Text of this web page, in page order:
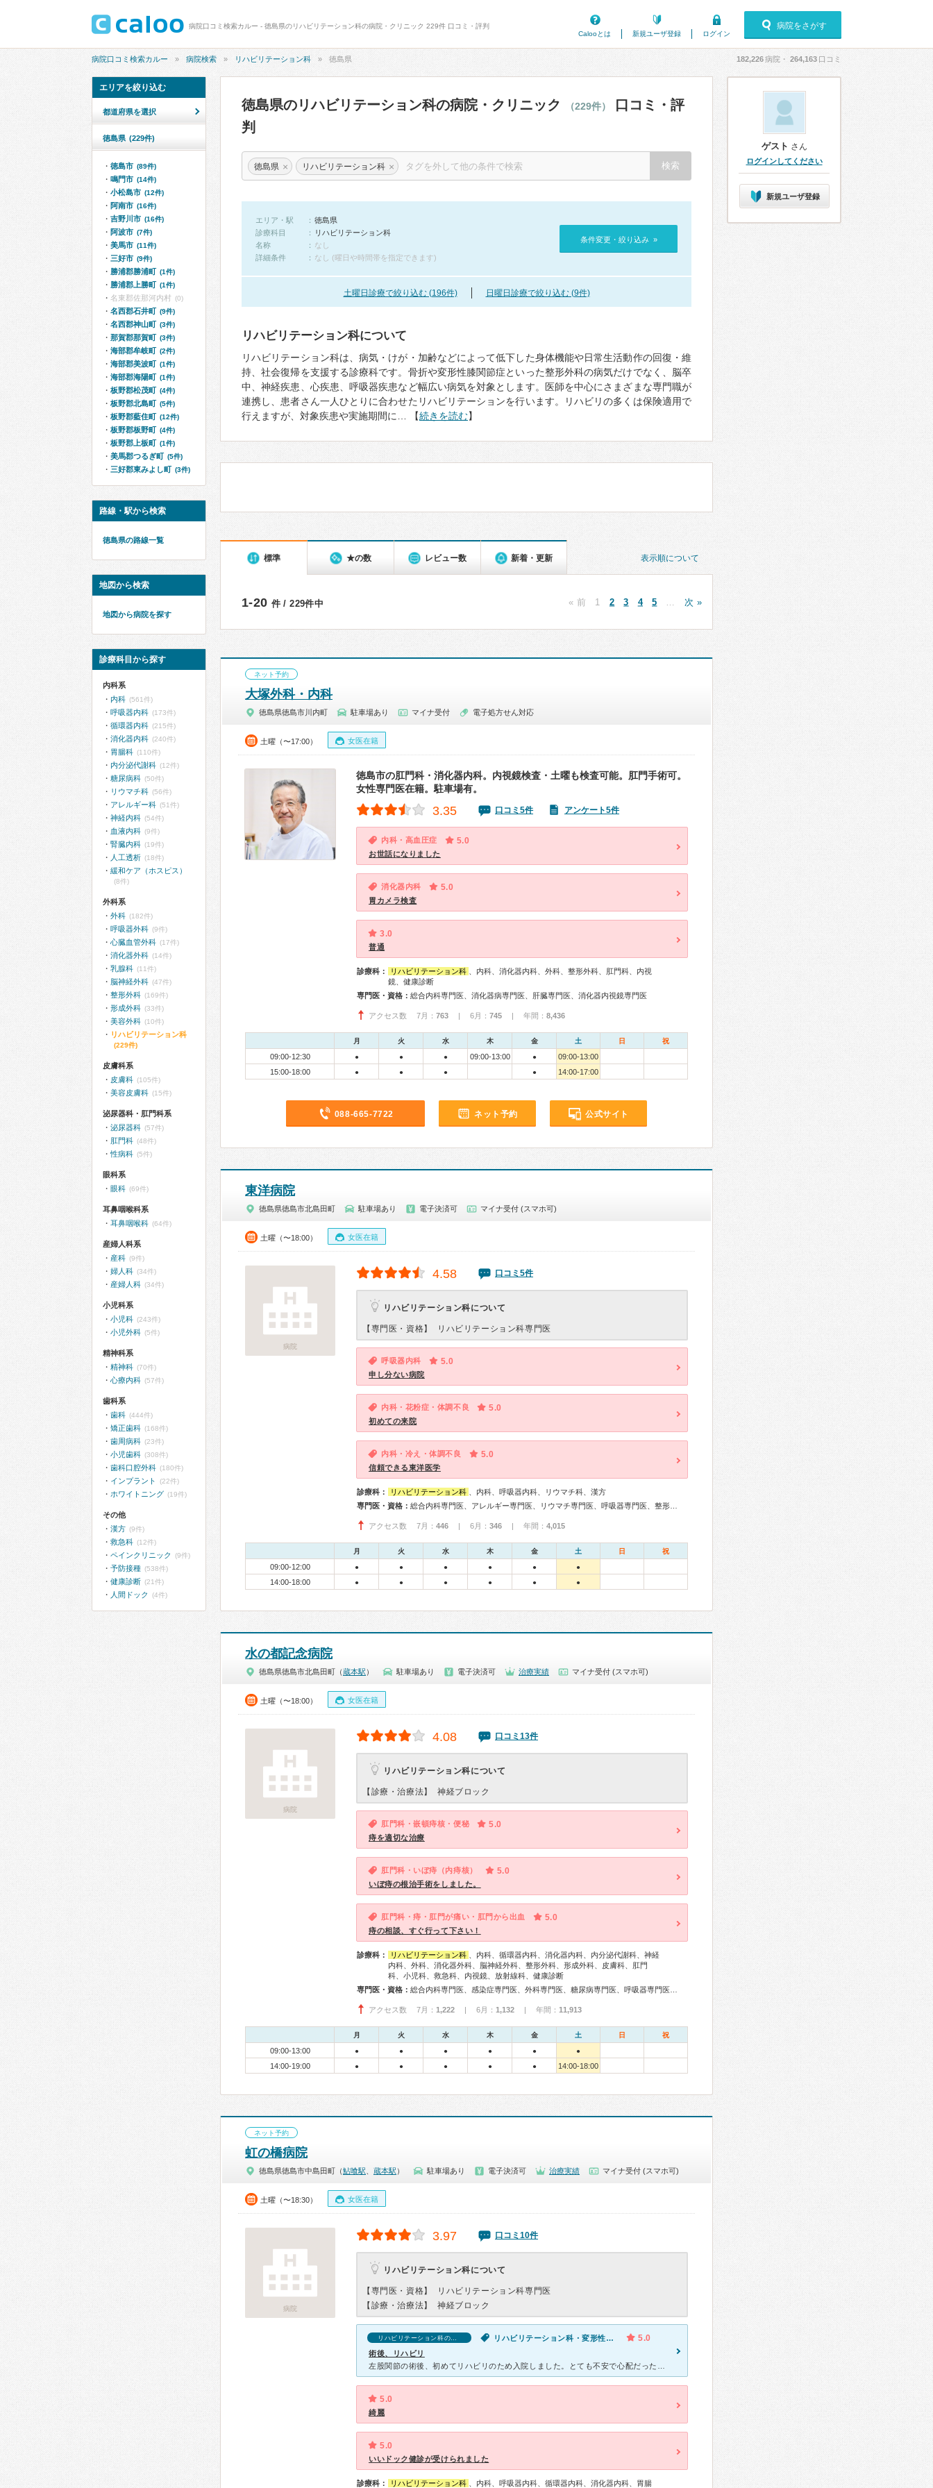
病院口コミ検索カルー - 徳島県のリハビリテーション科の病院・クリニック 229件 口コミ・評判
Calooとは
新規ユーザ登録 ログイン
病院をさがす
病院口コミ検索カルー 病院検索 リハビリテーション科 徳島県 182,226病院・ 264,163 口コミ
徳島県のリハビリテーション科の病院・クリニック （229件）
口コミ・評
判
徳島県 × リハビリテーション科 ×
エリア・駅
徳島県
診療科目
リハビリテーション科
名称
なし
詳細条件
なし (曜日や時間帯を指定できます)
条件変更・絞り込み »
土曜日診療で絞り込む (196件) 日曜日診療で絞り込む (9件)
リハビリテーション科について
リハビリテーション科は、病気・けが・加齢などによって低下した身体機能や日常生活動作の回復・維
持、社会復帰を支援する診療科です。骨折や変形性膝関節症といった整形外科の病気だけでなく、脳卒
中、神経疾患、心疾患、呼吸器疾患など幅広い病気を対象とします。医師を中心にさまざまな専門職が
連携し、患者さん一人ひとりに合わせたリハビリテーションを行います。リハビリの多くは保険適用で
行えますが、対象疾患や実施期間に… 【続きを読む】
表示順について
標準 ★の数 レビュー数 新着・更新
1-20 件 / 229件中 « 前 1 2 3 4 5 次 »
ネット予約
大塚外科・内科
徳島県徳島市川内町 駐車場あり マイナ受付 電子処方せん対応
土曜（〜17:00） 女医在籍
徳島市の肛門科・消化器内科。内視鏡検査・土曜も検査可能。肛門手術可。
女性専門医在籍。駐車場有。
3.35 口コミ5件 アンケート5件
内科・高血圧症 5.0
お世話になりました
消化器内科 5.0
胃カメラ検査
3.0
普通
診療科： リハビリテーション科
、内科、消化器内科、外科、整形外科、肛門科、内視
鏡、健康診断
専門医・資格： 総合内科専門医、消化器病専門医、肝臓専門医、消化器内視鏡専門医
アクセス数 7月： 763 | 6月： 745 | 年間： 8,436
月 火 水 木 金 土 日 祝
09:00-12:30 ● ● ● 09:00-13:00 ●
09:00-13:00
15:00-18:00
● ● ● ● 14:00-17:00
088-665-7722 ネット予約 公式サイト
東洋病院
徳島県徳島市北島田町 駐車場あり 電子決済可 マイナ受付 (スマホ可)
土曜（〜18:00） 女医在籍
病院
4.58 口コミ5件
リハビリテーション科について
【専門医・資格】 リハビリテーション科専門医
呼吸器内科 5.0
申し分ない病院
内科・花粉症・体調不良 5.0
初めての来院
内科・冷え・体調不良 5.0
信頼できる東洋医学
診療科： リハビリテーション科
、内科、呼吸器内科、リウマチ科、漢方
専門医・資格：
アクセス数 7月： 446 | 6月： 346 | 年間： 4,015
月 火 水 木 金 土 日 祝
09:00-12:00 ● ● ● ● ● ●
14:00-18:00 ● ● ● ● ● ●
水の都記念病院
徳島県徳島市北島田町（蔵本駅 ） 駐車場あり 電子決済可 治療実績 マイナ受付 (スマホ可)
土曜（〜18:00） 女医在籍
病院
4.08 口コミ13件
リハビリテーション科について
【診療・治療法】 神経ブロック
肛門科・嵌頓痔核・便秘 5.0
痔を適切な治療
肛門科・いぼ痔（内痔核） 5.0
いぼ痔の根治手術をしました。
肛門科・痔・肛門が痛い・肛門から出血 5.0
痔の相談、すぐ行って下さい！
診療科： リハビリテーション科
、内科、循環器内科、消化器内科、内分泌代謝科、神経
内科、外科、消化器外科、脳神経外科、整形外科、形成外科、皮膚科、肛門
科、小児科、救急科、内視鏡、放射線科、健康診断
専門医・資格：
アクセス数 7月： 1,222 | 6月： 1,132 | 年間： 11,913
月 火 水 木 金 土 日 祝
09:00-13:00 ● ● ● ● ● ●
14:00-19:00 ● ● ● ● ● 14:00-18:00
ネット予約
虹の橋病院
徳島県徳島市中島田町（鮎喰駅 蔵本駅 ） 駐車場あり 電子決済可 治療実績 マイナ受付 (スマホ可)
土曜（〜18:30） 女医在籍
病院
3.97 口コミ10件
リハビリテーション科について
【専門医・資格】
リハビリテーション科専門医
【診療・治療法】
神経ブロック
リハビリテーション科の口コミ リハビリテーション科・変形性股関節症 5.0
術後、リハビリ
5.0
綺麗
5.0
いいドック健診が受けられました
診療科： リハビリテーション科 、内科、呼吸器内科、循環器内科、消化器内科、胃腸
エリアを絞り込む
都道府県を選択
徳島県 (229件)
徳島市 (89件)
鳴門市 (14件)
小松島市 (12件)
阿南市 (16件)
吉野川市 (16件)
阿波市 (7件)
美馬市 (11件)
三好市 (9件)
勝浦郡勝浦町 (1件)
勝浦郡上勝町 (1件)
名東郡佐那河内村 (0)
名西郡石井町 (9件)
名西郡神山町 (3件)
那賀郡那賀町 (3件)
海部郡牟岐町 (2件)
海部郡美波町 (1件)
海部郡海陽町 (1件)
板野郡松茂町 (4件)
板野郡北島町 (5件)
板野郡藍住町 (12件)
板野郡板野町 (4件)
板野郡上板町 (1件)
美馬郡つるぎ町 (5件)
三好郡東みよし町 (3件)
路線・駅から検索
徳島県の路線一覧
地図から検索
地図から病院を探す
診療科目から探す
内科系
内科 (561件)
呼吸器内科 (173件)
循環器内科 (215件)
消化器内科 (240件)
胃腸科 (110件)
内分泌代謝科 (12件)
糖尿病科 (50件)
リウマチ科 (56件)
アレルギー科 (51件)
神経内科 (54件)
血液内科 (9件)
腎臓内科 (19件)
人工透析 (18件)
緩和ケア（ホスピス）
(8件)
外科系
外科 (182件)
呼吸器外科 (9件)
心臓血管外科 (17件)
消化器外科 (14件)
乳腺科 (11件)
脳神経外科 (47件)
整形外科 (169件)
形成外科 (33件)
美容外科 (10件)
リハビリテーション科
(229件)
皮膚科系
皮膚科 (105件)
美容皮膚科 (15件)
泌尿器科・肛門科系
泌尿器科 (57件)
肛門科 (48件)
性病科 (5件)
眼科系
眼科 (69件)
耳鼻咽喉科系
耳鼻咽喉科 (64件)
産婦人科系
産科 (9件)
婦人科 (34件)
産婦人科 (34件)
小児科系
小児科 (243件)
小児外科 (5件)
精神科系
精神科 (70件)
心療内科 (57件)
歯科系
歯科 (444件)
矯正歯科 (168件)
歯周病科 (23件)
小児歯科 (308件)
歯科口腔外科 (180件)
インプラント (22件)
ホワイトニング (19件)
その他
漢方 (9件)
救急科 (12件)
ペインクリニック (9件)
予防接種 (538件)
健康診断 (21件)
人間ドック (4件)
ゲスト さん
ログインしてください
新規ユーザ登録